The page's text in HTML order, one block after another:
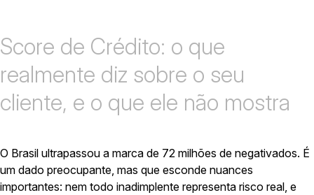
Score de Crédito: o que
realmente diz sobre o seu
cliente, e o que ele não mostra
O Brasil ultrapassou a marca de 72 milhões de negativados. É
um dado preocupante, mas que esconde nuances
importantes: nem todo inadimplente representa risco real, e